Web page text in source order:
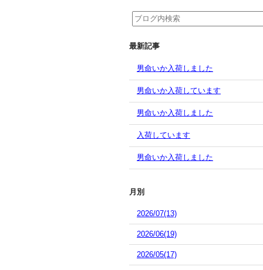
最新記事
男命いか入荷しました
男命いか入荷しています
男命いか入荷しました
入荷しています
男命いか入荷しました
月別
2026/07(13)
2026/06(19)
2026/05(17)